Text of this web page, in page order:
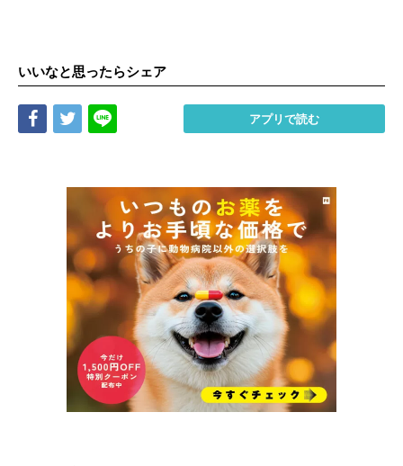
いいなと思ったらシェア
Share Tweet アプリで読む